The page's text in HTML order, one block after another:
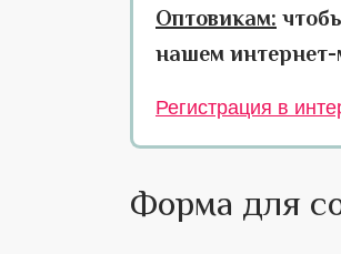
Оптовикам:
нашем интернет-
Регистрация в
Форма для